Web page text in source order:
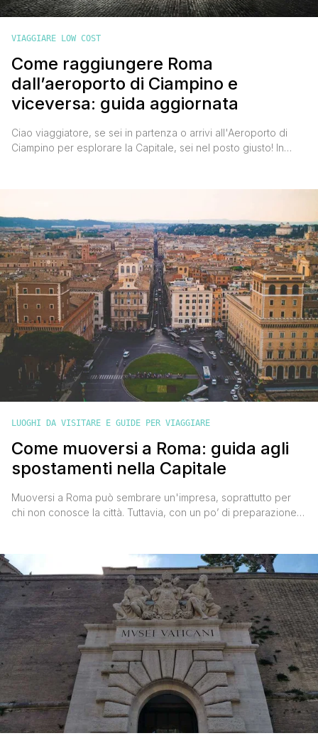
VIAGGIARE LOW COST
Come raggiungere Roma
dall’aeroporto di Ciampino e
viceversa: guida aggiornata
Ciao viaggiatore, se sei in partenza o arrivi all'Aeroporto di
Ciampino per esplorare la Capitale, sei nel posto giusto! In
viceversa, con soluzioni economiche e veloci per muoverti a
Roma [']
LUOGHI DA VISITARE E GUIDE PER VIAGGIARE
Come muoversi a Roma: guida agli
spostamenti nella Capitale
Muoversi a Roma può sembrare un'impresa, soprattutto per
chi non conosce la città. Tuttavia, con un po’ di preparazione,
grandezza e il suo traffico caotico, offre diverse opzioni per
muoversi. Che tu stia cercando di esplorare i [']